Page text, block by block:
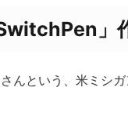
」
んという、米ミシ